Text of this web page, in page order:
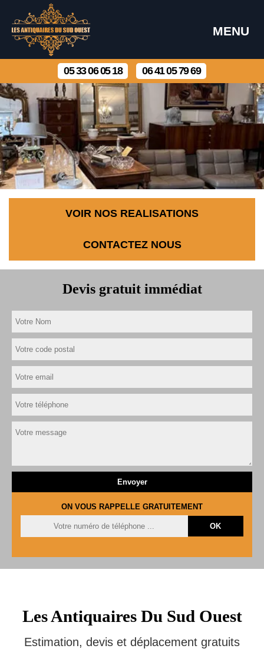
MENU
05 33 06 05 18 06 41 05 79 69
VOIR NOS REALISATIONS
CONTACTEZ NOUS
Devis gratuit immédiat
ON VOUS RAPPELLE GRATUITEMENT
Les Antiquaires Du Sud Ouest
Estimation, devis et déplacement gratuits